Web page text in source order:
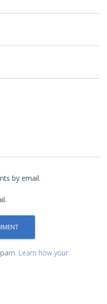
by email.
Learn how your